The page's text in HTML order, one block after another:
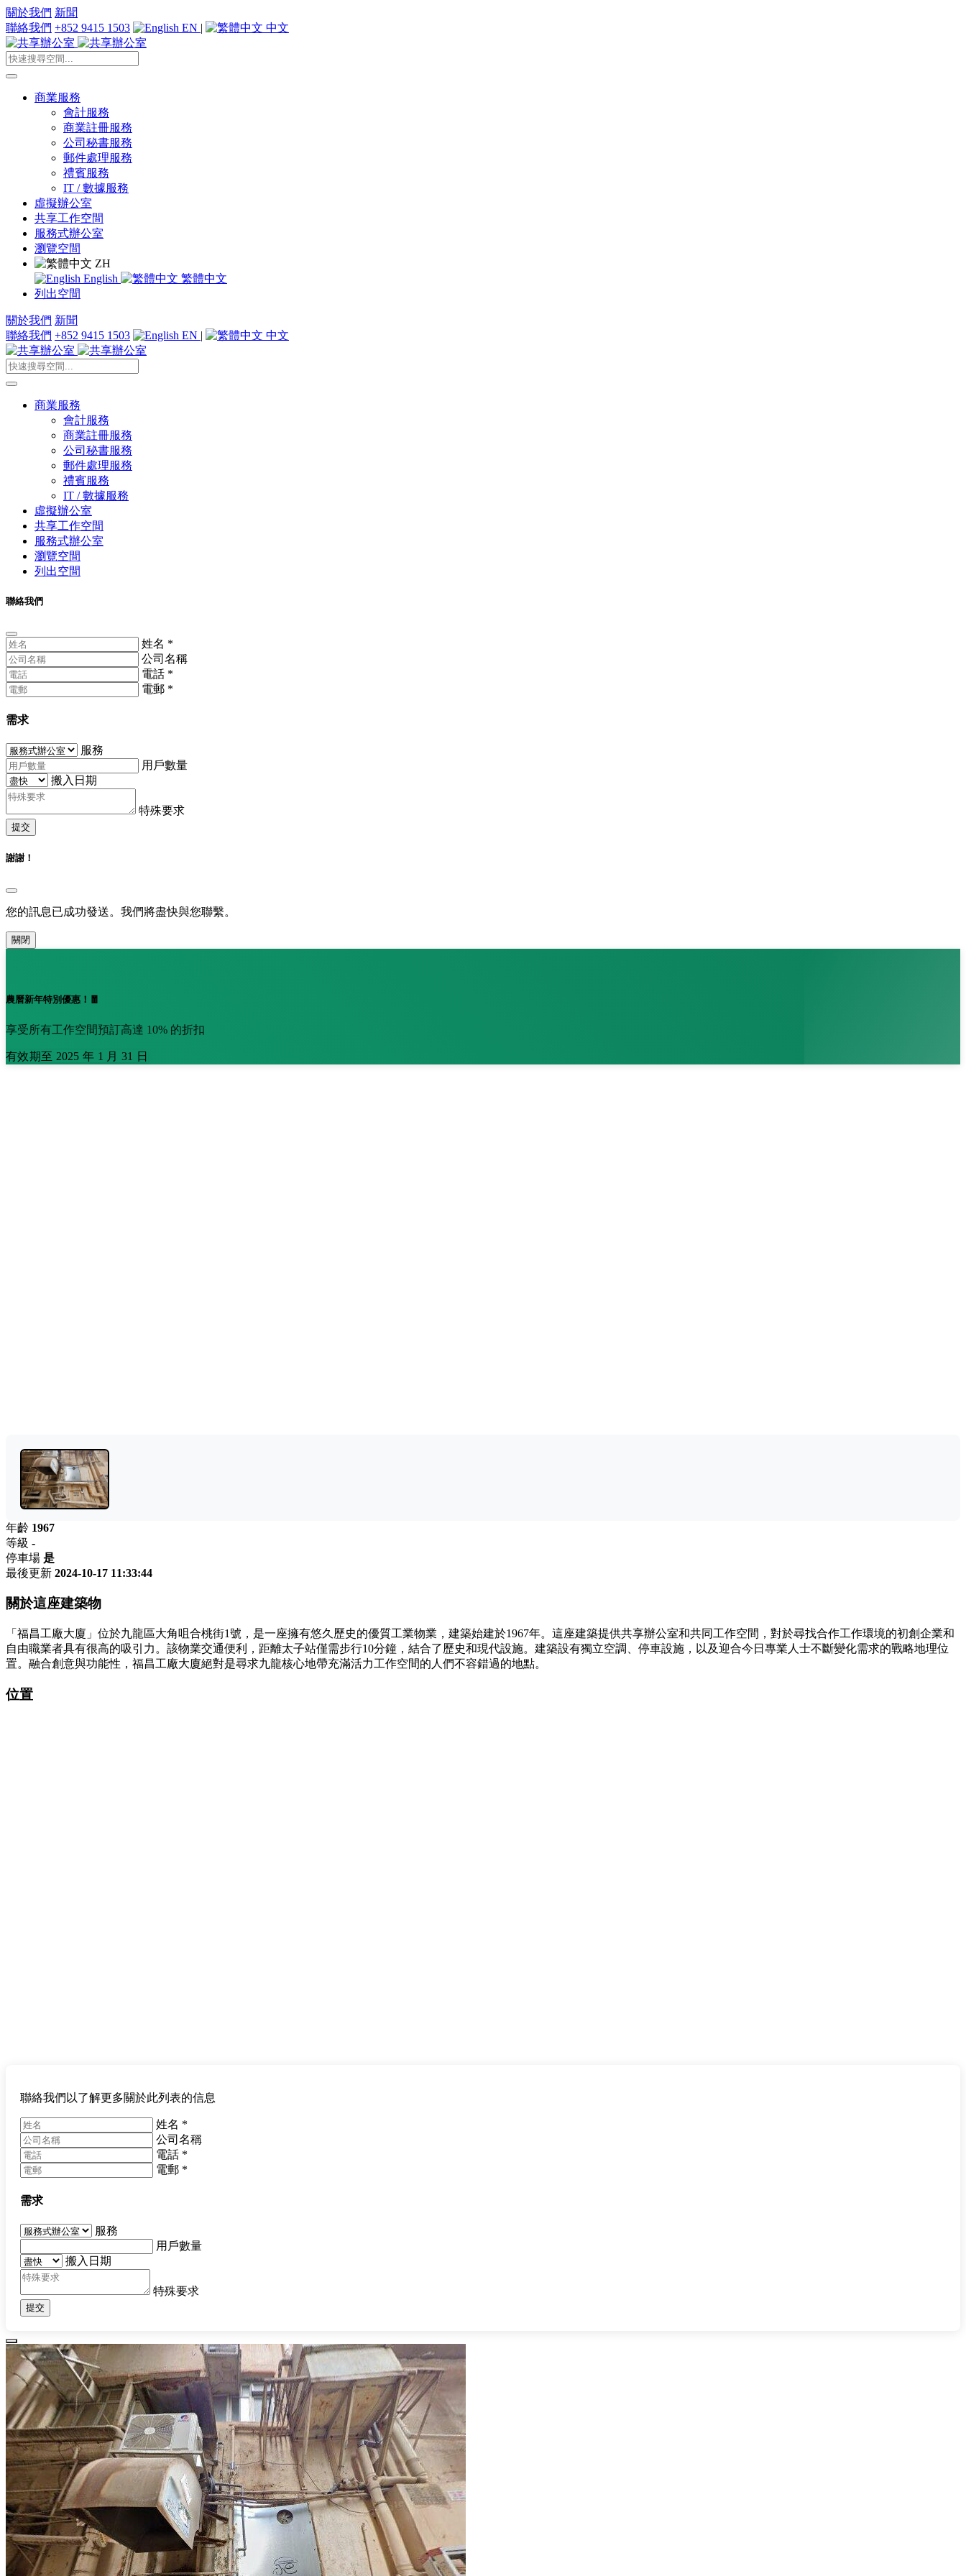
關於我們 新聞
聯絡我們 +852 9415 1503 EN | 中文
商業服務
會計服務
商業註冊服務
公司秘書服務
郵件處理服務
禮賓服務
IT / 數據服務
虛擬辦公室
共享工作空間
服務式辦公室
瀏覽空間
ZH
English
繁體中文
列出空間
關於我們 新聞
聯絡我們 +852 9415 1503 EN | 中文
商業服務
會計服務
商業註冊服務
公司秘書服務
郵件處理服務
禮賓服務
IT / 數據服務
虛擬辦公室
共享工作空間
服務式辦公室
瀏覽空間
列出空間
聯絡我們
姓名 *
公司名稱
電話 *
電郵 *
需求
服務
用戶數量
搬入日期
特殊要求
提交
謝謝！
您的訊息已成功發送。我們將盡快與您聯繫。
關閉
農曆新年特別優惠！🧧
享受所有工作空間預訂高達 10% 的折扣
有效期至 2025 年 1 月 31 日
年齡 1967
等級 -
停車場 是
最後更新 2024-10-17 11:33:44
關於這座建築物
「福昌工廠大廈」位於九龍區大角咀合桃街1號，是一座擁有悠久歷史的優質工業物業，建築始建於1967年。這座建築提供共享辦公室和共同工作空間，對於尋找合作工作環境的初創企業和
自由職業者具有很高的吸引力。該物業交通便利，距離太子站僅需步行10分鐘，結合了歷史和現代設施。建築設有獨立空調、停車設施，以及迎合今日專業人士不斷變化需求的戰略地理位
置。融合創意與功能性，福昌工廠大廈絕對是尋求九龍核心地帶充滿活力工作空間的人們不容錯過的地點。
位置
聯絡我們以了解更多關於此列表的信息
姓名 *
公司名稱
電話 *
電郵 *
需求
服務
用戶數量
搬入日期
特殊要求
提交